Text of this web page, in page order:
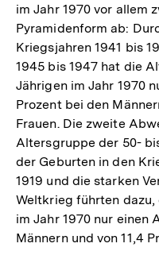
im Jahr 1970 vor allem
Pyramidenform ab:
Kriegsjahren 1941 bis
1945 bis 1947 hat die
Jährigen im Jahr 1970
Prozent bei den
Frauen. Die zweite
Altersgruppe der 50-
der Geburten in den
1919 und die starken
Weltkrieg führten
im Jahr 1970 nur einen
Männern und von 11,4